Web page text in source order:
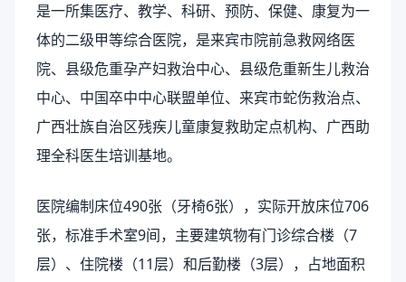
是一所集医疗、教学、科研、预防、保健、康复为一
体的二级甲等综合医院，是来宾市院前急救网络医
院、县级危重孕产妇救治中心、县级危重新生儿救治
中心、中国卒中中心联盟单位、来宾市蛇伤救治点、
广西壮族自治区残疾儿童康复救助定点机构、广西助
理全科医生培训基地。
医院编制床位490张（牙椅6张），实际开放床位706
张，标准手术室9间，主要建筑物有门诊综合楼（7
层）、住院楼（11层）和后勤楼（3层），占地面积